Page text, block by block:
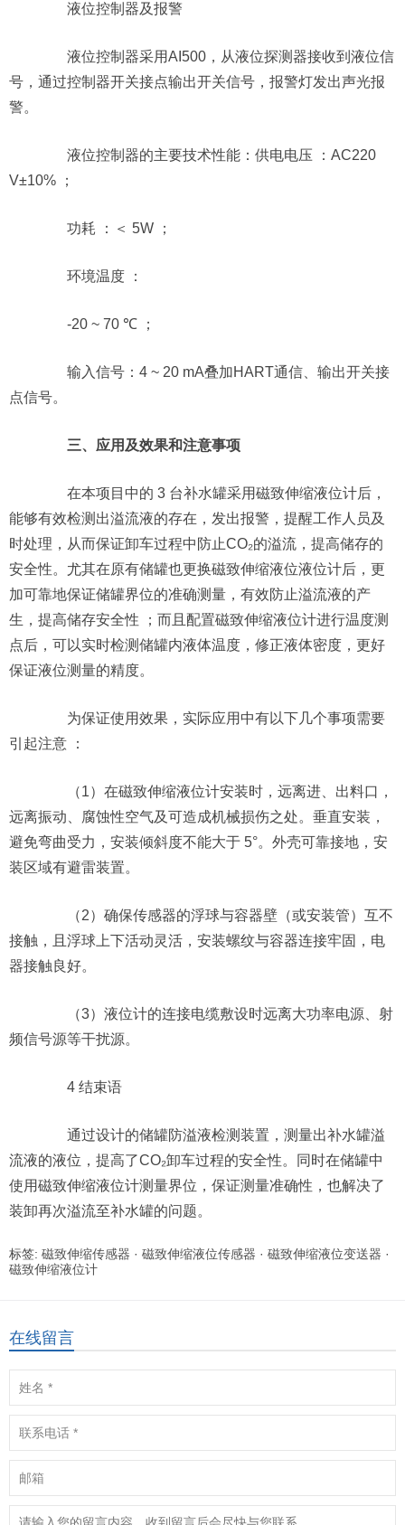
液位控制器及报警
液位控制器采用AI500，从液位探测器接收到液位信
号，通过控制器开关接点输出开关信号，报警灯发出声光报
警。
液位控制器的主要技术性能：供电电压 ：AC220
V±10% ；
功耗 ：＜ 5W ；
环境温度 ：
-20 ~ 70 ℃ ；
输入信号：4 ~ 20 mA叠加HART通信、输出开关接
点信号。
三、应用及效果和注意事项
在本项目中的 3 台补水罐采用磁致伸缩液位计后，
能够有效检测出溢流液的存在，发出报警，提醒工作人员及
时处理，从而保证卸车过程中防止CO₂的溢流，提高储存的
安全性。尤其在原有储罐也更换磁致伸缩液位液位计后，更
加可靠地保证储罐界位的准确测量，有效防止溢流液的产
生，提高储存安全性 ；而且配置磁致伸缩液位计进行温度测
点后，可以实时检测储罐内液体温度，修正液体密度，更好
保证液位测量的精度。
为保证使用效果，实际应用中有以下几个事项需要
引起注意 ：
（1）在磁致伸缩液位计安装时，远离进、出料口，
远离振动、腐蚀性空气及可造成机械损伤之处。垂直安装，
避免弯曲受力，安装倾斜度不能大于 5°。外壳可靠接地，安
装区域有避雷装置。
（2）确保传感器的浮球与容器壁（或安装管）互不
接触，且浮球上下活动灵活，安装螺纹与容器连接牢固，电
器接触良好。
（3）液位计的连接电缆敷设时远离大功率电源、射
频信号源等干扰源。
4 结束语
通过设计的储罐防溢液检测装置，测量出补水罐溢
流液的液位，提高了CO₂卸车过程的安全性。同时在储罐中
使用磁致伸缩液位计测量界位，保证测量准确性，也解决了
装卸再次溢流至补水罐的问题。
标签: 磁致伸缩传感器 · 磁致伸缩液位传感器 · 磁致伸缩液位变送器 ·
磁致伸缩液位计
在线留言